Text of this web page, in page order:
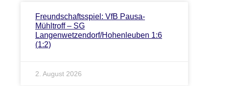
Freundschaftsspiel: VfB Pausa-
Mühltroff – SG
Langenwetzendorf/Hohenleuben 1:6
(1:2)
2. August 2026